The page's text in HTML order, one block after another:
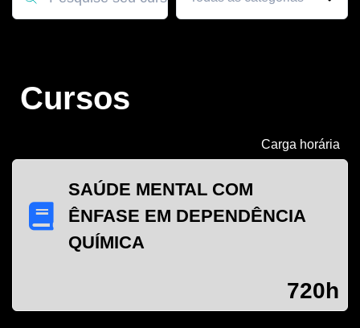
Cursos
Carga horária
SAÚDE MENTAL COM
ÊNFASE EM DEPENDÊNCIA
QUÍMICA
720h